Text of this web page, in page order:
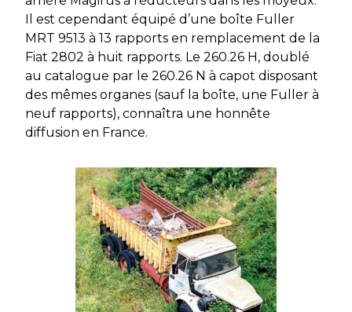
Il est cependant équipé d’une boîte Fuller
MRT 9513 à 13 rapports en remplacement de la
Fiat 2802 à huit rapports. Le 260.26 H, doublé
au catalogue par le 260.26 N à capot disposant
des mêmes organes (sauf la boîte, une Fuller à
neuf rapports), connaîtra une honnête
diffusion en France.